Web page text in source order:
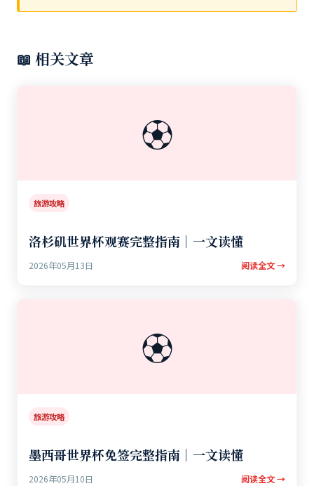
📖 相关文章
⚽
旅游攻略
洛杉矶世界杯观赛完整指南｜一文读懂
2026年05月13日 阅读全文 →
⚽
旅游攻略
墨西哥世界杯免签完整指南｜一文读懂
2026年05月10日 阅读全文 →